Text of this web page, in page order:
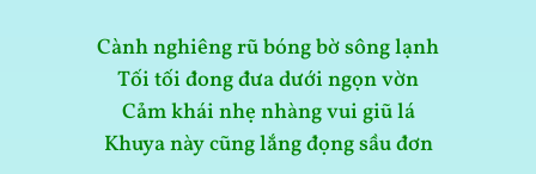
Cành nghiêng rũ bóng bờ sông lạnh
Tối tối đong đưa dưới ngọn vờn
Cảm khái nhẹ nhàng vui giũ lá
Khuya này cũng lắng đọng sầu đơn